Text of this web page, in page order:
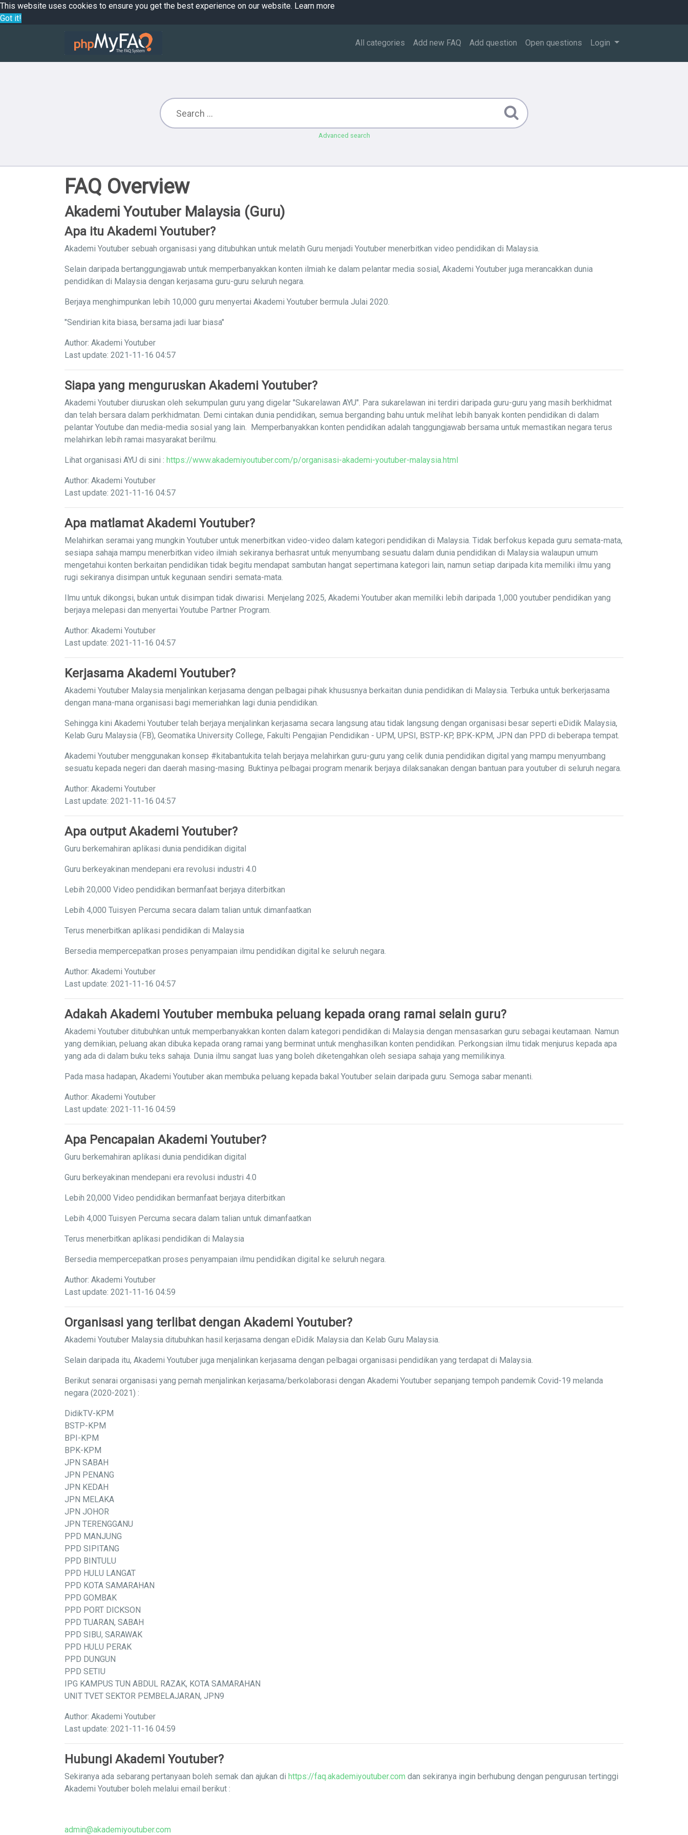
This website uses cookies to ensure you get the best experience on our website. Learn more
Got it!
All categories Add new FAQ Add question Open questions Login
Advanced search
FAQ Overview
Akademi Youtuber Malaysia (Guru)
Apa itu Akademi Youtuber?
Akademi Youtuber sebuah organisasi yang ditubuhkan untuk melatih Guru menjadi Youtuber menerbitkan video pendidikan di Malaysia.
Selain daripada bertanggungjawab untuk memperbanyakkan konten ilmiah ke dalam pelantar media sosial, Akademi Youtuber juga merancakkan dunia
pendidikan di Malaysia dengan kerjasama guru-guru seluruh negara.
Berjaya menghimpunkan lebih 10,000 guru menyertai Akademi Youtuber bermula Julai 2020.
"Sendirian kita biasa, bersama jadi luar biasa"
Author: Akademi Youtuber
Last update: 2021-11-16 04:57
Siapa yang menguruskan Akademi Youtuber?
Akademi Youtuber diuruskan oleh sekumpulan guru yang digelar "Sukarelawan AYU". Para sukarelawan ini terdiri daripada guru-guru yang masih berkhidmat
dan telah bersara dalam perkhidmatan. Demi cintakan dunia pendidikan, semua berganding bahu untuk melihat lebih banyak konten pendidikan di dalam
pelantar Youtube dan media-media sosial yang lain. Memperbanyakkan konten pendidikan adalah tanggungjawab bersama untuk memastikan negara terus
melahirkan lebih ramai masyarakat berilmu.
Lihat organisasi AYU di sini : https://www.akademiyoutuber.com/p/organisasi-akademi-youtuber-malaysia.html
Author: Akademi Youtuber
Last update: 2021-11-16 04:57
Apa matlamat Akademi Youtuber?
Melahirkan seramai yang mungkin Youtuber untuk menerbitkan video-video dalam kategori pendidikan di Malaysia. Tidak berfokus kepada guru semata-mata,
sesiapa sahaja mampu menerbitkan video ilmiah sekiranya berhasrat untuk menyumbang sesuatu dalam dunia pendidikan di Malaysia walaupun umum
mengetahui konten berkaitan pendidikan tidak begitu mendapat sambutan hangat sepertimana kategori lain, namun setiap daripada kita memiliki ilmu yang
rugi sekiranya disimpan untuk kegunaan sendiri semata-mata.
Ilmu untuk dikongsi, bukan untuk disimpan tidak diwarisi. Menjelang 2025, Akademi Youtuber akan memiliki lebih daripada 1,000 youtuber pendidikan yang
berjaya melepasi dan menyertai Youtube Partner Program.
Author: Akademi Youtuber
Last update: 2021-11-16 04:57
Kerjasama Akademi Youtuber?
Akademi Youtuber Malaysia menjalinkan kerjasama dengan pelbagai pihak khususnya berkaitan dunia pendidikan di Malaysia. Terbuka untuk berkerjasama
dengan mana-mana organisasi bagi memeriahkan lagi dunia pendidikan.
Sehingga kini Akademi Youtuber telah berjaya menjalinkan kerjasama secara langsung atau tidak langsung dengan organisasi besar seperti eDidik Malaysia,
Kelab Guru Malaysia (FB), Geomatika University College, Fakulti Pengajian Pendidikan - UPM, UPSI, BSTP-KP, BPK-KPM, JPN dan PPD di beberapa tempat.
Akademi Youtuber menggunakan konsep #kitabantukita telah berjaya melahirkan guru-guru yang celik dunia pendidikan digital yang mampu menyumbang
sesuatu kepada negeri dan daerah masing-masing. Buktinya pelbagai program menarik berjaya dilaksanakan dengan bantuan para youtuber di seluruh negara.
Author: Akademi Youtuber
Last update: 2021-11-16 04:57
Apa output Akademi Youtuber?
Guru berkemahiran aplikasi dunia pendidikan digital
Guru berkeyakinan mendepani era revolusi industri 4.0
Lebih 20,000 Video pendidikan bermanfaat berjaya diterbitkan
Lebih 4,000 Tuisyen Percuma secara dalam talian untuk dimanfaatkan
Terus menerbitkan aplikasi pendidikan di Malaysia
Bersedia mempercepatkan proses penyampaian ilmu pendidikan digital ke seluruh negara.
Author: Akademi Youtuber
Last update: 2021-11-16 04:57
Adakah Akademi Youtuber membuka peluang kepada orang ramai selain guru?
Akademi Youtuber ditubuhkan untuk memperbanyakkan konten dalam kategori pendidikan di Malaysia dengan mensasarkan guru sebagai keutamaan. Namun
yang demikian, peluang akan dibuka kepada orang ramai yang berminat untuk menghasilkan konten pendidikan. Perkongsian ilmu tidak menjurus kepada apa
yang ada di dalam buku teks sahaja. Dunia ilmu sangat luas yang boleh diketengahkan oleh sesiapa sahaja yang memilikinya.
Pada masa hadapan, Akademi Youtuber akan membuka peluang kepada bakal Youtuber selain daripada guru. Semoga sabar menanti.
Author: Akademi Youtuber
Last update: 2021-11-16 04:59
Apa Pencapaian Akademi Youtuber?
Guru berkemahiran aplikasi dunia pendidikan digital
Guru berkeyakinan mendepani era revolusi industri 4.0
Lebih 20,000 Video pendidikan bermanfaat berjaya diterbitkan
Lebih 4,000 Tuisyen Percuma secara dalam talian untuk dimanfaatkan
Terus menerbitkan aplikasi pendidikan di Malaysia
Bersedia mempercepatkan proses penyampaian ilmu pendidikan digital ke seluruh negara.
Author: Akademi Youtuber
Last update: 2021-11-16 04:59
Organisasi yang terlibat dengan Akademi Youtuber?
Akademi Youtuber Malaysia ditubuhkan hasil kerjasama dengan eDidik Malaysia dan Kelab Guru Malaysia.
Selain daripada itu, Akademi Youtuber juga menjalinkan kerjasama dengan pelbagai organisasi pendidikan yang terdapat di Malaysia.
Berikut senarai organisasi yang pernah menjalinkan kerjasama/berkolaborasi dengan Akademi Youtuber sepanjang tempoh pandemik Covid-19 melanda
negara (2020-2021) :
DidikTV-KPM
BSTP-KPM
BPI-KPM
BPK-KPM
JPN SABAH
JPN PENANG
JPN KEDAH
JPN MELAKA
JPN JOHOR
JPN TERENGGANU
PPD MANJUNG
PPD SIPITANG
PPD BINTULU
PPD HULU LANGAT
PPD KOTA SAMARAHAN
PPD GOMBAK
PPD PORT DICKSON
PPD TUARAN, SABAH
PPD SIBU, SARAWAK
PPD HULU PERAK
PPD DUNGUN
PPD SETIU
IPG KAMPUS TUN ABDUL RAZAK, KOTA SAMARAHAN
UNIT TVET SEKTOR PEMBELAJARAN, JPN9
Author: Akademi Youtuber
Last update: 2021-11-16 04:59
Hubungi Akademi Youtuber?
Sekiranya ada sebarang pertanyaan boleh semak dan ajukan di https://faq.akademiyoutuber.com dan sekiranya ingin berhubung dengan pengurusan tertinggi
Akademi Youtuber boleh melalui email berikut :
admin@akademiyoutuber.com